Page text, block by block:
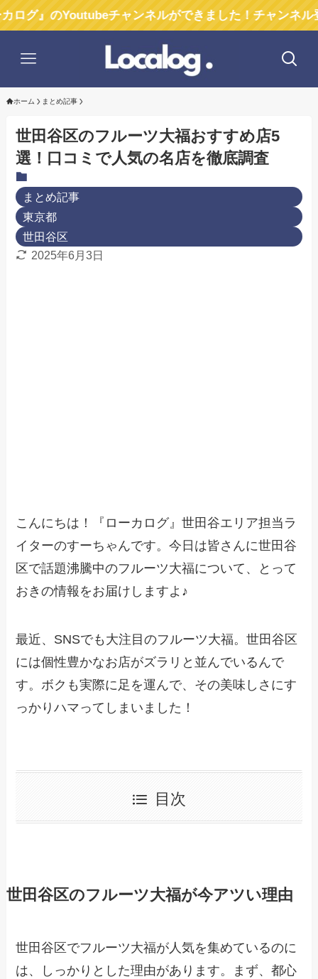
Youtubeチャンネルができました！チャンネル登録お願
ホーム まとめ記事
世田谷区のフルーツ大福おすすめ店5
選！口コミで人気の名店を徹底調査
まとめ記事
東京都
世田谷区
2025年6月3日
こんにちは！『ローカログ』世田谷エリア担当ラ
イターのすーちゃんです。今日は皆さんに世田谷
区で話題沸騰中のフルーツ大福について、とって
おきの情報をお届けしますよ♪
最近、SNSでも大注目のフルーツ大福。世田谷区
には個性豊かなお店がズラリと並んでいるんで
す。ボクも実際に足を運んで、その美味しさにす
っかりハマってしまいました！
目次
世田谷区のフルーツ大福が今アツい理由
世田谷区でフルーツ大福が人気を集めているのに
は、しっかりとした理由があります。まず、都心